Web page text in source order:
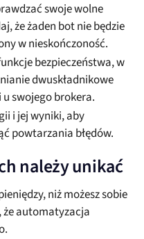
swoje wolne
że żaden bot nie będzie
w nieskończoność.
bezpieczeństwa, w
dwuskładnikowe
swojego brokera.
i jej wyniki, aby
powtarzania błędów.
należy unikać
niż możesz sobie
automatyzacja